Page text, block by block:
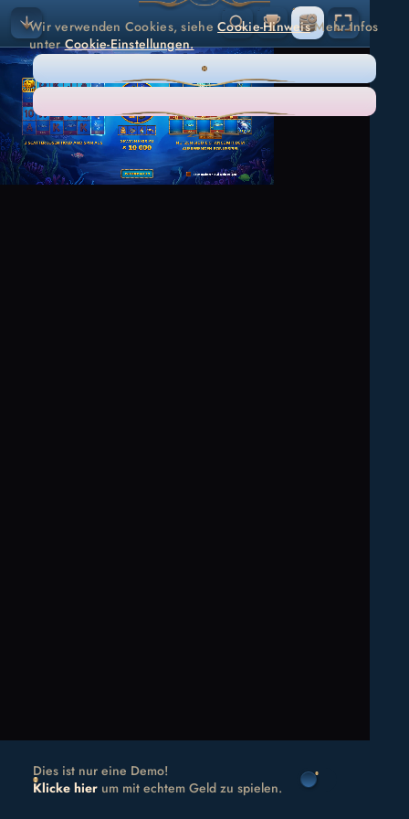
Dies ist nur eine Demo!
Klicke hier um mit echtem Geld zu spielen.
Wir verwenden Cookies, sieheCookie-HinweisMehr Infos
unterCookie-Einstellungen.
NUR NÖTIG